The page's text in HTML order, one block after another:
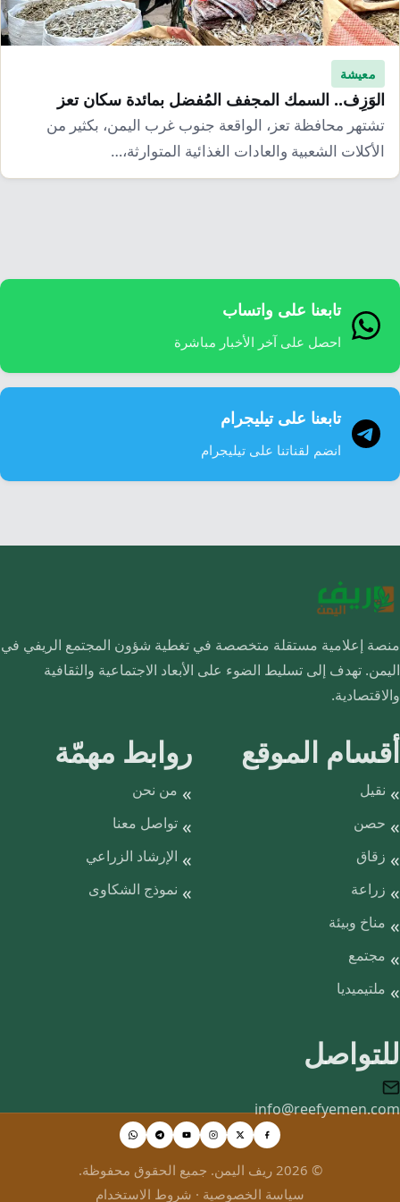
قضايا
معيشة
قصة
انفوجرافيك
تقارير صور
فيديو
معيشة
الوَزِف.. السمك المجفف المُفضل بمائدة سكان تعز
تشتهر محافظة تعز، الواقعة جنوب غرب اليمن، بكثير من
الأكلات الشعبية والعادات الغذائية المتوارثة،…
تابعنا على واتساب
احصل على آخر الأخبار مباشرة
تابعنا على تيليجرام
انضم لقناتنا على تيليجرام
منصة إعلامية مستقلة متخصصة في تغطية شؤون المجتمع الريفي في
اليمن. تهدف إلى تسليط الضوء على الأبعاد الاجتماعية والثقافية
والاقتصادية.
أقسام الموقع
نقيل
حصن
زقاق
زراعة
مناخ وبيئة
مجتمع
ملتيميديا
روابط مهمّة
من نحن
تواصل معنا
الإرشاد الزراعي
نموذج الشكاوى
للتواصل
info@reefyemen.com
© 2026 ريف اليمن. جميع الحقوق محفوظة.
سياسة الخصوصية · شروط الاستخدام